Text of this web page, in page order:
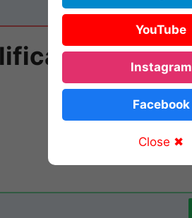
(అర్హత)
YouTube
Instagram
Facebook
Close ✖